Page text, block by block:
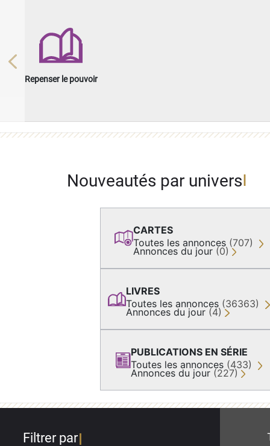
Repenser le pouvoir
Previous
Nouveautés par univers
CARTES
Toutes les annonces (707)
Annonces du jour (0)
LIVRES
Toutes les annonces (36363)
Annonces du jour (4)
PUBLICATIONS EN SÉRIE
Toutes les annonces (433)
Annonces du jour (227)
Filtrer par